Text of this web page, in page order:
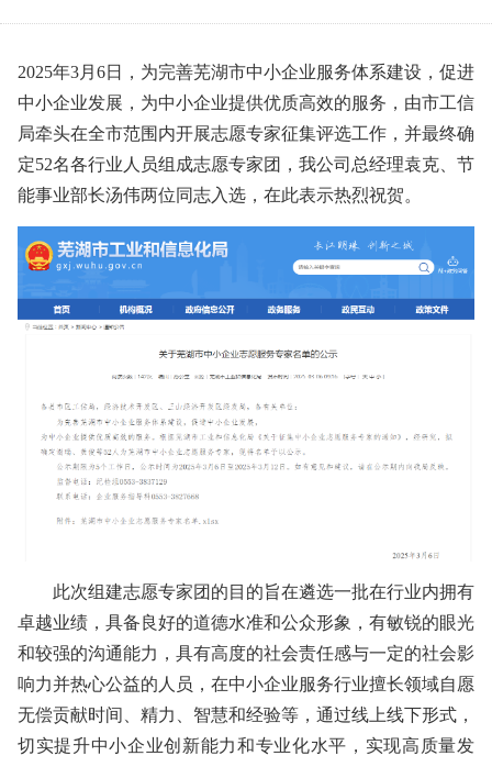
2025年3月6日，为完善芜湖市中小企业服务体系建设，促进
中小企业发展，为中小企业提供优质高效的服务，由市工信
局牵头在全市范围内开展志愿专家征集评选工作，并最终确
定52名各行业人员组成志愿专家团，我公司总经理袁克、节
能事业部长汤伟两位同志入选，在此表示热烈祝贺。
此次组建志愿专家团的目的旨在遴选一批在行业内拥有
卓越业绩，具备良好的道德水准和公众形象，有敏锐的眼光
和较强的沟通能力，具有高度的社会责任感与一定的社会影
响力并热心公益的人员，在中小企业服务行业擅长领域自愿
无偿贡献时间、精力、智慧和经验等，通过线上线下形式，
切实提升中小企业创新能力和专业化水平，实现高质量发